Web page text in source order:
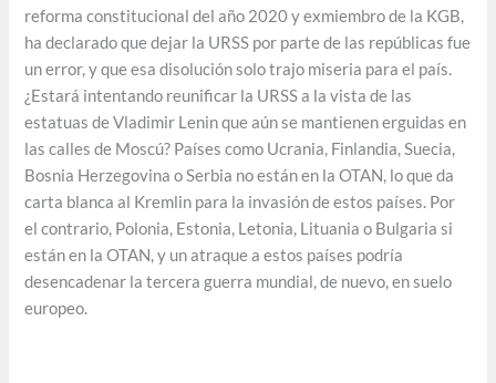
reforma constitucional del año 2020 y exmiembro de la KGB,
ha declarado que dejar la URSS por parte de las repúblicas fue
un error, y que esa disolución solo trajo miseria para el país.
¿Estará intentando reunificar la URSS a la vista de las
estatuas de Vladimir Lenin que aún se mantienen erguidas en
las calles de Moscú? Países como Ucrania, Finlandia, Suecia,
Bosnia Herzegovina o Serbia no están en la OTAN, lo que da
carta blanca al Kremlin para la invasión de estos países. Por
el contrario, Polonia, Estonia, Letonia, Lituania o Bulgaria si
están en la OTAN, y un atraque a estos países podría
desencadenar la tercera guerra mundial, de nuevo, en suelo
europeo.